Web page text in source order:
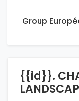
Group
{{id}}.